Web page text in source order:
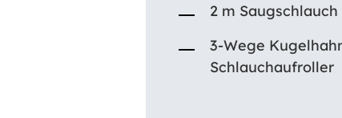
2 m
3-Wege
Schlauchaufroller